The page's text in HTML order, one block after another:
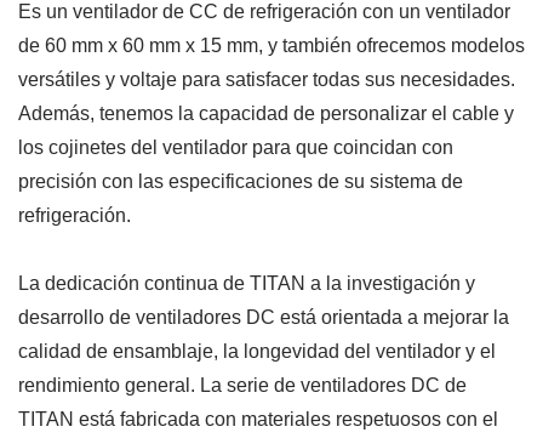
Es un ventilador de CC de refrigeración con un ventilador
de 60 mm x 60 mm x 15 mm, y también ofrecemos modelos
versátiles y voltaje para satisfacer todas sus necesidades.
Además, tenemos la capacidad de personalizar el cable y
los cojinetes del ventilador para que coincidan con
precisión con las especificaciones de su sistema de
refrigeración.
La dedicación continua de TITAN a la investigación y
desarrollo de ventiladores DC está orientada a mejorar la
calidad de ensamblaje, la longevidad del ventilador y el
rendimiento general. La serie de ventiladores DC de
TITAN está fabricada con materiales respetuosos con el